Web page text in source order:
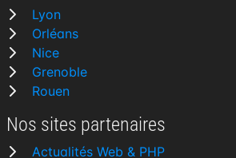
Lyon
Orléans
Nice
Grenoble
Rouen
Nos sites partenaires
Actualités Web & PHP